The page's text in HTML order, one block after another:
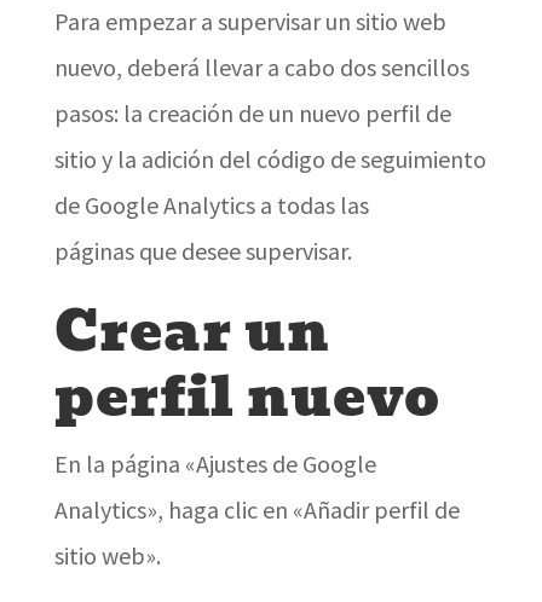
Para empezar a supervisar un sitio web
nuevo, deberá llevar a cabo dos sencillos
pasos: la creación de un nuevo perfil de
sitio y la adición del código de seguimiento
de Google Analytics a todas las
páginas que desee supervisar.
Crear un
perfil nuevo
En la página «Ajustes de Google
Analytics», haga clic en «Añadir perfil de
sitio web».